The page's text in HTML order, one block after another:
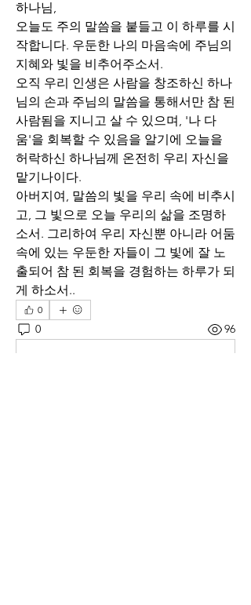
하나님,
오늘도 주의 말씀을 붙들고 이 하루를 시
작합니다. 우둔한 나의 마음속에 주님의
지혜와 빛을 비추어주소서.
오직 우리 인생은 사람을 창조하신 하나
님의 손과 주님의 말씀을 통해서만 참 된
사람됨을 지니고 살 수 있으며, '나 다
움'을 회복할 수 있음을 알기에 오늘을
허락하신 하나님께 온전히 우리 자신을
맡기나이다.
아버지여, 말씀의 빛을 우리 속에 비추시
고, 그 빛으로 오늘 우리의 삶을 조명하
소서. 그리하여 우리 자신뿐 아니라 어둠
속에 있는 우둔한 자들이 그 빛에 잘 노
출되어 참 된 회복을 경험하는 하루가 되
게 하소서..
0
0 96